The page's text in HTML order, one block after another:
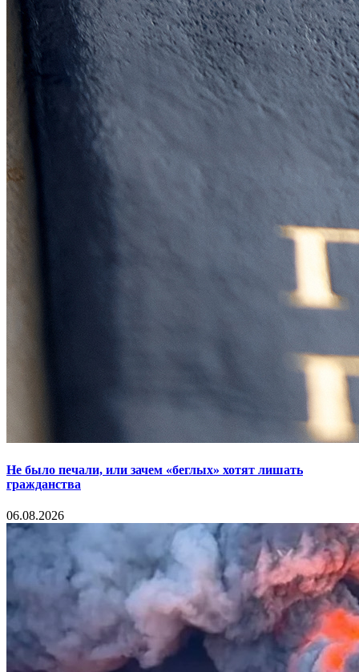
Не было печали, или зачем «беглых» хотят лишать
гражданства
06.08.2026